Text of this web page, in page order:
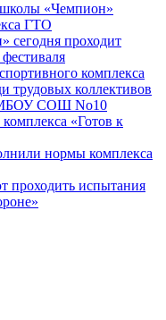
«Чемпион»
ГТО
сегодня проходит
комплекса
трудовых коллективов
МБОУ СОШ No10
«Готов к
нормы комплекса
проходить испытания